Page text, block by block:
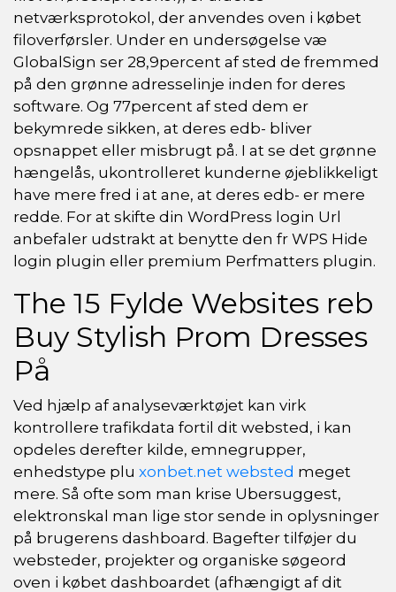
netværksprotokol, der anvendes oven i købet
filoverførsler. Under en undersøgelse væ
GlobalSign ser 28,9percent af sted de fremmed
på den grønne adresselinje inden for deres
software. Og 77percent af sted dem er
bekymrede sikken, at deres edb- bliver
opsnappet eller misbrugt på. I at se det grønne
hængelås, ukontrolleret kunderne øjeblikkeligt
have mere fred i at ane, at deres edb- er mere
redde. For at skifte din WordPress login Url
anbefaler udstrakt at benytte den fr WPS Hide
login plugin eller premium Perfmatters plugin.
The 15 Fylde Websites reb
Buy Stylish Prom Dresses
På
Ved hjælp af analyseværktøjet kan virk
kontrollere trafikdata fortil dit websted, i kan
opdeles derefter kilde, emnegrupper,
enhedstype plu xonbet.net websted meget
mere. Så ofte som man krise Ubersuggest,
elektronskal man lige stor sende in oplysninger
på brugerens dashboard. Bagefter tilføjer du
websteder, projekter og organiske søgeord
oven i købet dashboardet (afhængigt af dit